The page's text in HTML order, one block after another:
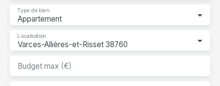
Appartement
Type de bien
Varces-Allières-et-Risset 38760
Localisation
Budget max (€)